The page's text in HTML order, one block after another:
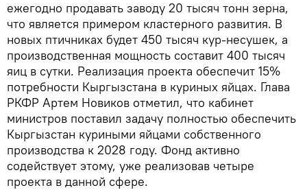
ежегодно продавать заводу 20 тысяч тонн зерна,
что является примером кластерного развития. В
новых птичниках будет 450 тысяч кур-несушек, а
производственная мощность составит 400 тысяч
яиц в сутки. Реализация проекта обеспечит 15%
потребности Кыргызстана в куриных яйцах. Глава
РКФР Артем Новиков отметил, что кабинет
министров поставил задачу полностью обеспечить
Кыргызстан куриными яйцами собственного
производства к 2028 году. Фонд активно
содействует этому, уже реализовав четыре
проекта в данной сфере.